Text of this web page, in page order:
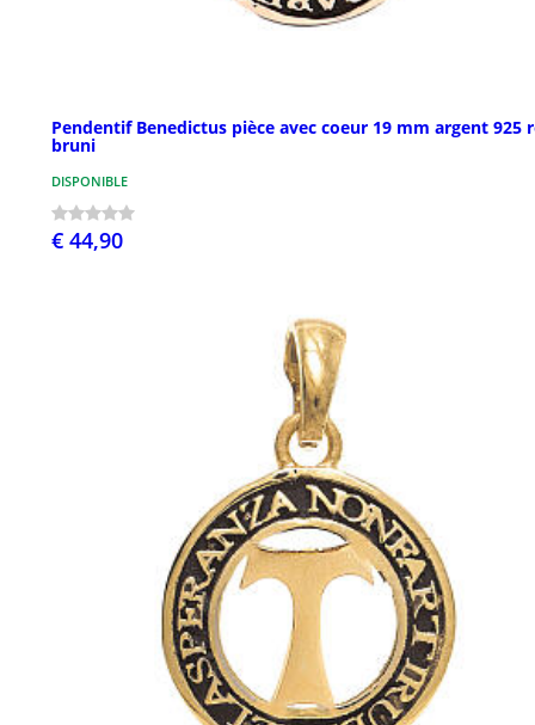
Pendentif Benedictus pièce avec coeur 19 mm argent 925
bruni
DISPONIBLE
€ 44,90